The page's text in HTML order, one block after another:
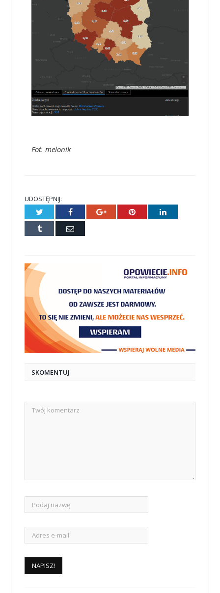
Fot. melonik
UDOSTĘPNIJ:
Twitter Facebook Google+ Pinterest LinkedIn
Tumblr
E-
SKOMENTUJ